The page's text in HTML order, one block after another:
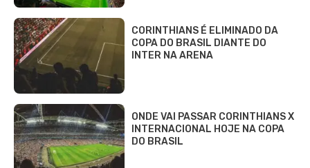
CORINTHIANS É ELIMINADO DA
COPA DO BRASIL DIANTE DO
INTER NA ARENA
ONDE VAI PASSAR CORINTHIANS X
INTERNACIONAL HOJE NA COPA
DO BRASIL